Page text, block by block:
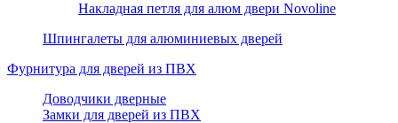
Накладная петля для алюм двери Novoline
Шпингалеты для алюминиевых дверей
Фурнитура для дверей из ПВХ
Доводчики дверные
Замки для дверей из ПВХ